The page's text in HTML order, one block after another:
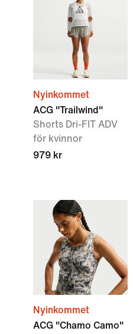
Nyinkommet
ACG "Trailwind"
Shorts Dri-FIT ADV
för kvinnor
979 kr
Nyinkommet
ACG "Chamo Camo"